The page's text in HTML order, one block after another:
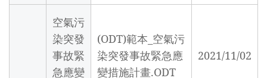
空氣污
染突發
事故緊
急應變
(ODT)範本_空氣污
染突發事故緊急應
變措施計畫.ODT
2021/11/02